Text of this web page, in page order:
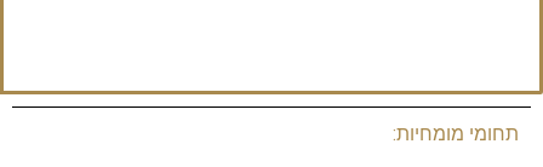
תחומי מומחיות: